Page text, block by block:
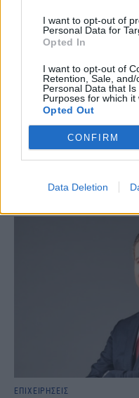
I want to opt-out of
Personal Data for
Opted In
I want to opt-out of
Retention, Sale,
Personal Data that
Purposes for which it
Opted Out
CONFIRM
Data Deletion
ΕΠΙΧΕΙΡΗΣΕΙΣ
Λάρισα
κατασκευή του
800 MW
Την υπογραφή σύμβασης με
ανακοίνωσε ο Όμιλος ΑΒΑΞ,
κατασκευή και τη
συνδυασμένου κύκλου,
επιβεβαιώνει την ισχυρή
NEWSROOM/05 Αυγ 2026
ΕΠΙΧΕΙΡΗΣΕΙΣ